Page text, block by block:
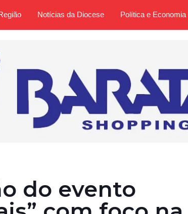
Notícias da Diocese Política e Economia
do evento